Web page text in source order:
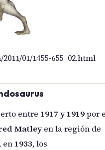
01/1455-655_02.html
entre 1917 y 1919por
Matleyen la región de
en 1933, los